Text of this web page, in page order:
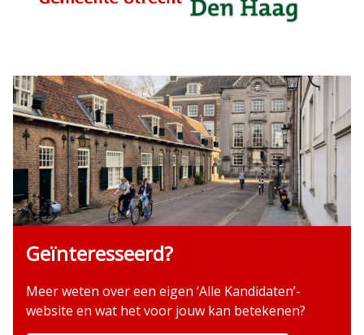
Geïnteresseerd?
Meer weten over een eigen ‘Alle Kandidaten’-
website en wat het voor jouw kan betekenen?